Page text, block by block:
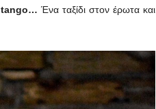
tango… Ένα ταξίδι στον έρωτα και